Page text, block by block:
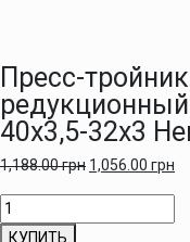
Пресс-тройник
40х3,5-32х3
1,188.00грн 1,056.00 грн
Количество
товара
КУПИТЬ